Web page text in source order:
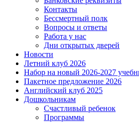
Контакты
Бессмертный полк
Вопросы и ответы
Работа у нас
Дни открытых дверей
Новости
Летний клуб 2026
Набор на новый 2026-2027
Пакетное предложение 2026
Английский клуб 2025
Дошкольникам
Счастливый ребенок
Программы